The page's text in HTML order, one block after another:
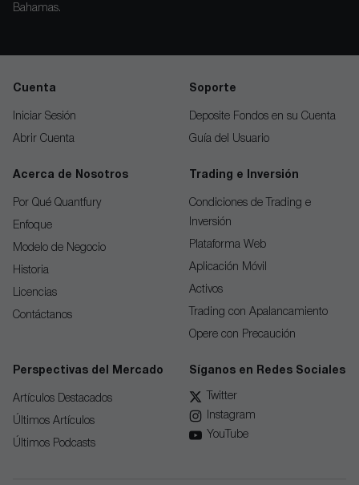
Bahamas.
Cuenta
Iniciar Sesión
Abrir Cuenta
Soporte
Deposite Fondos en su Cuenta
Guía del Usuario
Acerca de Nosotros
Por Qué Quantfury
Enfoque
Modelo de Negocio
Historia
Licencias
Contáctanos
Trading e Inversión
Condiciones de Trading e
Inversión
Plataforma Web
Aplicación Móvil
Activos
Trading con Apalancamiento
Opere con Precaución
Perspectivas del Mercado
Artículos Destacados
Últimos Artículos
Últimos Podcasts
Síganos en Redes Sociales
Twitter
Instagram
YouTube